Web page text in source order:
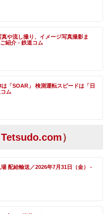
や流し撮り、イメージ写真撮影ま
紹介 - 鉄道コム
「SOAR」 検測運転スピードは「日
ム
Tetsudo.com）
配給輸送／2026年7月31日（金） -